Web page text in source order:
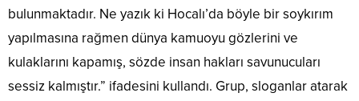
bulunmaktadır. Ne yazık ki Hocalı’da böyle bir soykırım
yapılmasına rağmen dünya kamuoyu gözlerini ve
kulaklarını kapamış, sözde insan hakları savunucuları
sessiz kalmıştır.” ifadesini kullandı. Grup, sloganlar atarak